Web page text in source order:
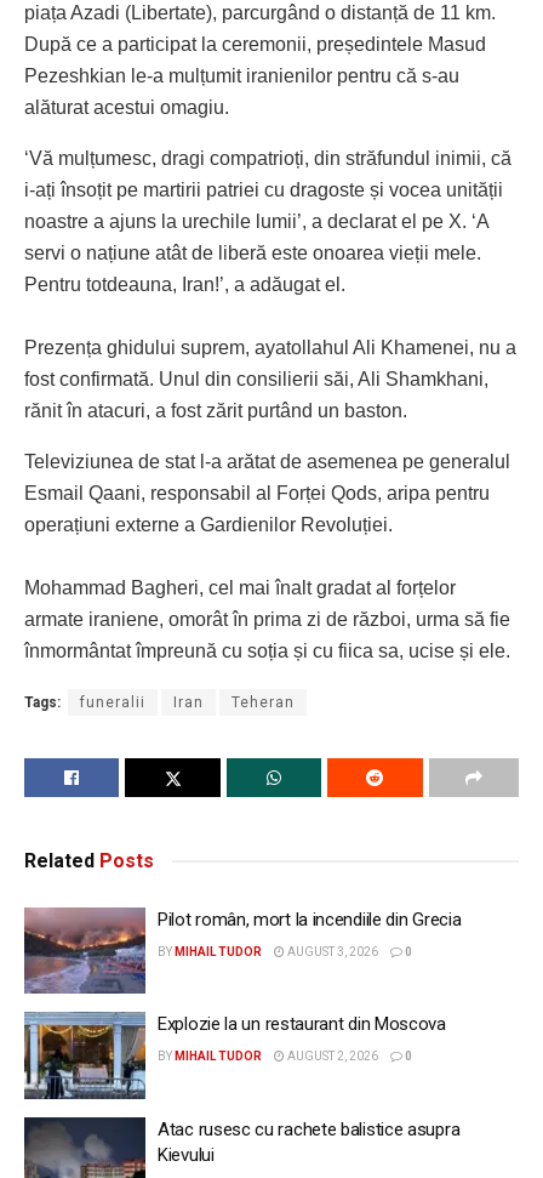
piața Azadi (Libertate), parcurgând o distanță de 11 km.
După ce a participat la ceremonii, președintele Masud
Pezeshkian le-a mulțumit iranienilor pentru că s-au
alăturat acestui omagiu.
‘Vă mulțumesc, dragi compatrioți, din străfundul inimii, că
i-ați însoțit pe martirii patriei cu dragoste și vocea unității
noastre a ajuns la urechile lumii’, a declarat el pe X. ‘A
servi o națiune atât de liberă este onoarea vieții mele.
Pentru totdeauna, Iran!’, a adăugat el.
Prezența ghidului suprem, ayatollahul Ali Khamenei, nu a
fost confirmată. Unul din consilierii săi, Ali Shamkhani,
rănit în atacuri, a fost zărit purtând un baston.
Televiziunea de stat l-a arătat de asemenea pe generalul
Esmail Qaani, responsabil al Forței Qods, aripa pentru
operațiuni externe a Gardienilor Revoluției.
Mohammad Bagheri, cel mai înalt gradat al forțelor
armate iraniene, omorât în prima zi de război, urma să fie
înmormântat împreună cu soția și cu fiica sa, ucise și ele.
Tags: funeralii Iran Teheran
Related Posts
Pilot român, mort la incendiile din Grecia
BY MIHAIL TUDOR AUGUST 3, 2026 0
Explozie la un restaurant din Moscova
BY MIHAIL TUDOR AUGUST 2, 2026 0
Atac rusesc cu rachete balistice asupra
Kievului